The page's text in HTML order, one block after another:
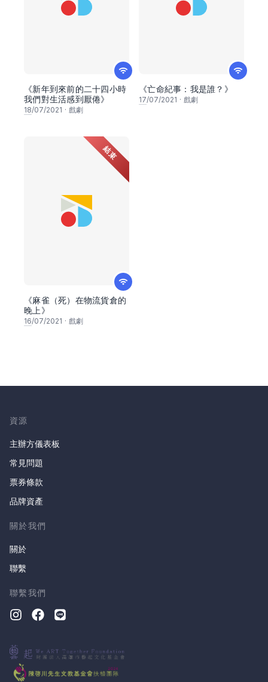
《新年到來前的二十四小時
我們對生活感到厭倦》
18/07/2021 · 戲劇
《亡命紀事：我是誰？》
17/07/2021 · 戲劇
結束
《麻雀（死）在物流貨倉的
晚上》
16/07/2021 · 戲劇
資源
主辦方儀表板
常見問題
票券條款
品牌資產
關於我們
關於
聯繫
聯繫我們